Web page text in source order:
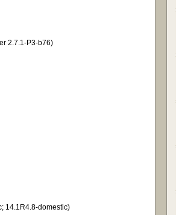
2.7.1-P3-b76)
14.1R4.8-domestic)